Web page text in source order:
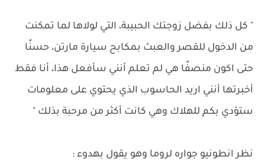
" كل ذلك بفضل زوجتك الحبيبة، التي لولاها لما تمكنت
من الدخول للقصر والعبث بمكابح سيارة مارتن، حسنًا
حتى اكون منصفًا هي لم تعلم أنني سأفعل هذا، أنا فقط
أخبرتها أنني اريد الحاسوب الذي يحتوي على معلومات
ستؤدي بكم للهلاك وهي كانت أكثر من مرحبة بذلك "
نظر انطونيو جواره لروما وهو يقول بهدوء :